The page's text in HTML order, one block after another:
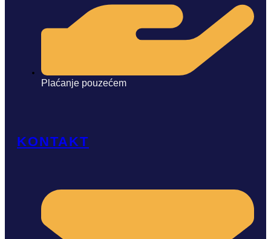
Plaćanje pouzećem
KONTAKT